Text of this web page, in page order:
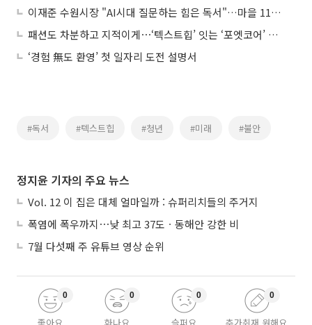
이재준 수원시장 "AI시대 질문하는 힘은 독서"…마을 11곳도 스스로 미래 설계
패션도 차분하고 지적이게⋯‘텍스트힙’ 잇는 ‘포엣코어’ 트렌드
‘경험 無도 환영’ 첫 일자리 도전 설명서
#독서 #텍스트힙 #청년 #미래 #불안
정지윤 기자의 주요 뉴스
Vol. 12 이 집은 대체 얼마일까 : 슈퍼리치들의 주거지
폭염에 폭우까지⋯낮 최고 37도ㆍ동해안 강한 비
7월 다섯째 주 유튜브 영상 순위
0 0 0 0